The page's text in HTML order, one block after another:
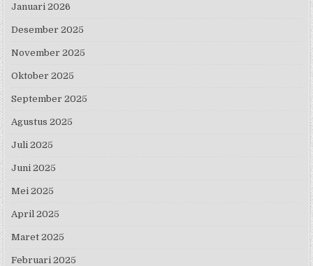
Januari 2026
Desember 2025
November 2025
Oktober 2025
September 2025
Agustus 2025
Juli 2025
Juni 2025
Mei 2025
April 2025
Maret 2025
Februari 2025